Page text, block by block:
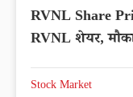
RVNL Share
RVNL शेयर,
Stock Market